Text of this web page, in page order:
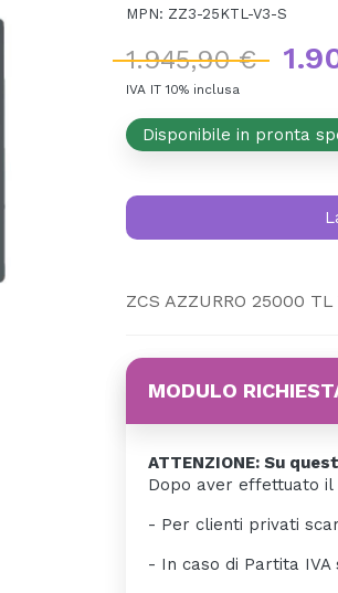
MPN: ZZ3-25KTL-V3-S
1.945,90 €
IVA IT 10% inclusa
Disponibile in pronta
ZCS AZZURRO 25000
MODULO
ATTENZIONE: Su
Dopo aver effettuato il
- Per clienti privati
- In caso di Partita IVA